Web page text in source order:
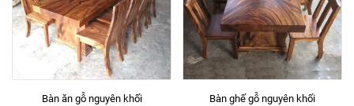
Bàn ăn gỗ nguyên khối
Bàn ghế gỗ nguyên khối